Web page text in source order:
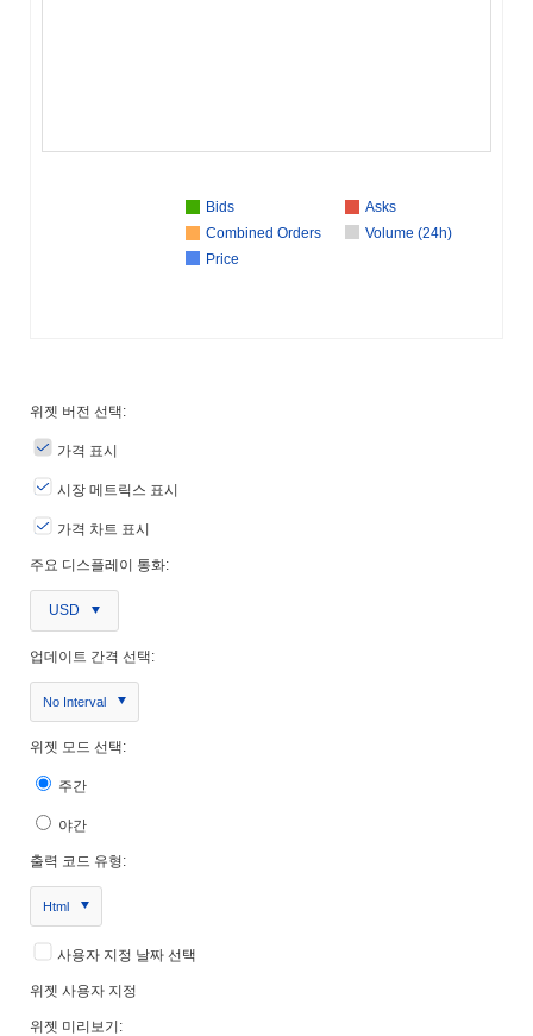
Bids
Asks
Combined Orders
Volume (24h)
Price
위젯 버전 선택:
가격 표시
시장 메트릭스 표시
가격 차트 표시
주요 디스플레이 통화:
USD
업데이트 간격 선택:
No Interval
위젯 모드 선택:
주간
야간
출력 코드 유형:
Html
사용자 지정 날짜 선택
위젯 사용자 지정
위젯 미리보기: